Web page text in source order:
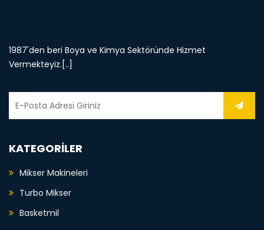
1987'den beri Boya ve Kimya Sektöründe Hizmet
Vermekteyiz.[..]
KATEGORİLER
Mikser Makineleri
Turbo Mikser
Basketmil